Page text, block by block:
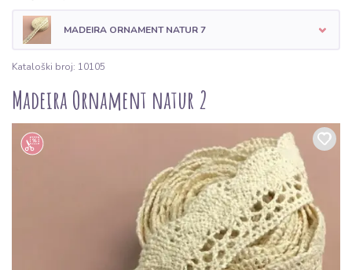
MADEIRA ORNAMENT NATUR 7
Kataloški broj: 10105
Madeira Ornament natur 2